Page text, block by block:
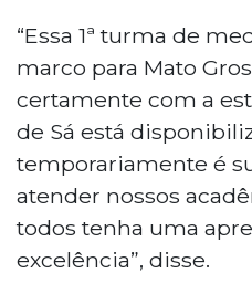
“Essa 1ª turma de
marco para Mato
certamente com a
de Sá está
temporariamente é
atender nossos
todos tenha uma
excelência”, disse.